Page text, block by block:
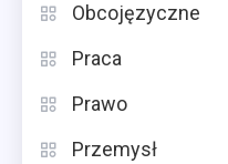
Obcojęzyczne
Praca
Prawo
Przemysł